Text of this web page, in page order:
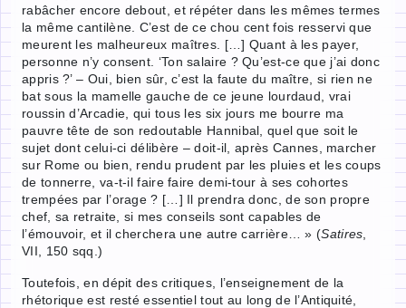
rabâcher encore debout, et répéter dans les mêmes termes
la même cantilène. C’est de ce chou cent fois resservi que
meurent les malheureux maîtres. […] Quant à les payer,
personne n’y consent. ‘Ton salaire ? Qu’est-ce que j’ai donc
appris ?’ – Oui, bien sûr, c’est la faute du maître, si rien ne
bat sous la mamelle gauche de ce jeune lourdaud, vrai
roussin d’Arcadie, qui tous les six jours me bourre ma
pauvre tête de son redoutable Hannibal, quel que soit le
sujet dont celui-ci délibère – doit-il, après Cannes, marcher
sur Rome ou bien, rendu prudent par les pluies et les coups
de tonnerre, va-t-il faire faire demi-tour à ses cohortes
trempées par l’orage ? […] Il prendra donc, de son propre
chef, sa retraite, si mes conseils sont capables de
l’émouvoir, et il cherchera une autre carrière… » (Satires
VII, 150 sqq.)
Toutefois, en dépit des critiques, l’enseignement de la
rhétorique est resté essentiel tout au long de l’Antiquité,